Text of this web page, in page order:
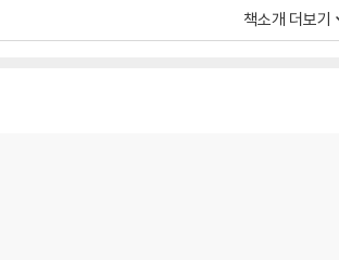
이야기를 발견하고, 작품과 대화하는 방법을 알려주
will refresh and top up your Art History
to learn from and memorize them all.
about art, the art trade, and art history in
책소개 더보기